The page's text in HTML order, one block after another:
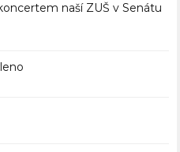
naší ZUŠ v Senátu